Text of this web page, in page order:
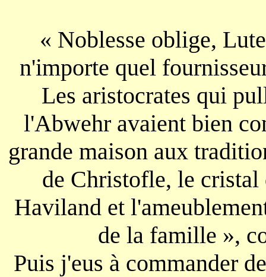
« Noblesse oblige,
n'importe quel
Les aristocrates qui
l'Abwehr avaient bien
grande maison aux
de Christofle, le cristal
Haviland et
de la famille »,
Puis j'eus à commander